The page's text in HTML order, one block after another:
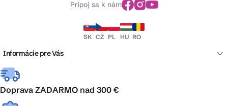
Pripoj sa k nám
SK CZ PL HU RO
Informácie pre Vás
Doprava ZADARMO nad 300 €